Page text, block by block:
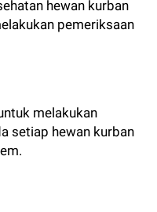
hewan kurban
pemeriksaan
melakukan
setiap hewan kurban